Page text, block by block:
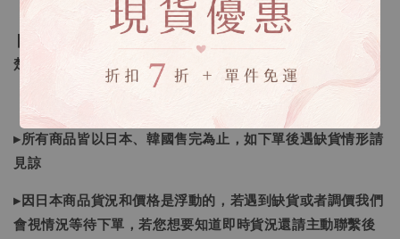
❙ 本賣場不接受下標後要求取消訂單（下標前請三思與看清
楚）❙
▸所有商品皆以日本、韓國售完為止，如下單後遇缺貨情形請
見諒
▸因日本商品貨況和價格是浮動的，若遇到缺貨或者調價我們
會視情況等待下單，若您想要知道即時貨況還請主動聯繫後